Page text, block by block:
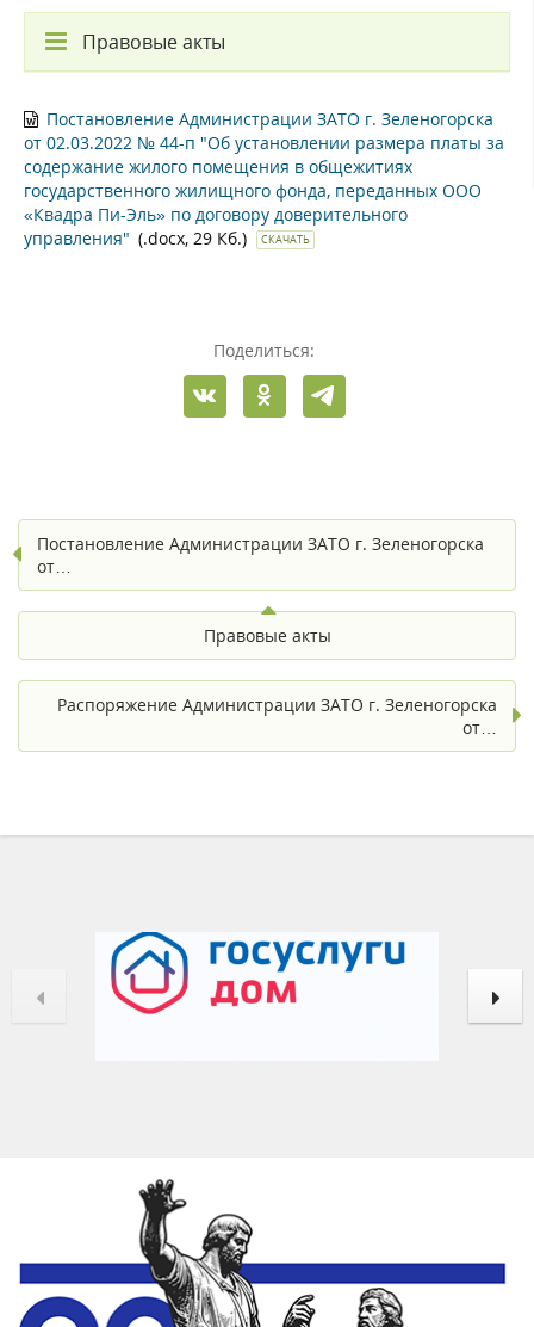
Правовые акты
Постановление Администрации ЗАТО г. Зеленогорска
от 02.03.2022 № 44-п "Об установлении размера платы за
содержание жилого помещения в общежитиях
государственного жилищного фонда, переданных ООО
«Квадра Пи-Эль» по договору доверительного
управления" (.docx, 29 Кб.) СКАЧАТЬ
Поделиться:
Постановление Администрации ЗАТО г. Зеленогорска
от…
Правовые акты
Распоряжение Администрации ЗАТО г. Зеленогорска
от…